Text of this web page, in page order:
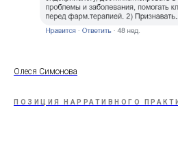
Олеся Симонова
ПОЗИЦИЯ НАРРАТИВНОГО